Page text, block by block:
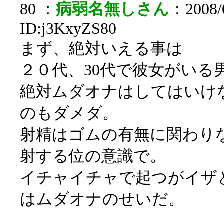
80 ： 病弱名無しさん ：
ID:j3KxyZS80
まず、絶対いえる事は
２０代、30代で彼女がいる
絶対ムダオナはしてはい
のもダメダ。
射精はゴムの有無に関わり
射する位の意識で。
イチャイチャで起つがイ
はムダオナのせいだ。